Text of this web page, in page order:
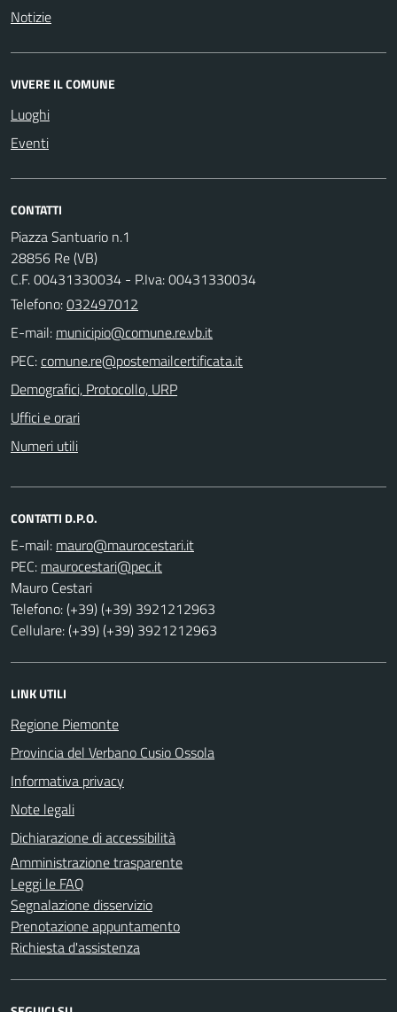
Notizie
VIVERE IL COMUNE
Luoghi
Eventi
CONTATTI
Piazza Santuario n.1
28856 Re (VB)
C.F. 00431330034 - P.Iva: 00431330034
Telefono:032497012
E-mail:
PEC:
Demografici, Protocollo, URP
Uffici e orari
Numeri utili
CONTATTI D.P.O.
E-mail:
PEC:
Mauro Cestari
Telefono: (+39) (+39) 3921212963
Cellulare: (+39) (+39) 3921212963
LINK UTILI
Regione Piemonte
Provincia del Verbano Cusio Ossola
Informativa privacy
Note legali
Dichiarazione di accessibilità
Amministrazione trasparente
Leggi le FAQ
Segnalazione disservizio
Prenotazione appuntamento
Richiesta d'assistenza